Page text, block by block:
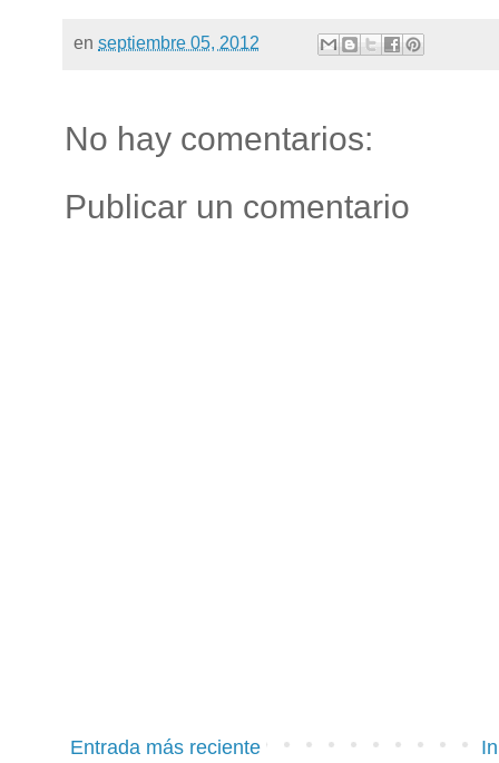
en septiembre 05, 2012
No hay comentarios:
Publicar un comentario
Entrada más reciente